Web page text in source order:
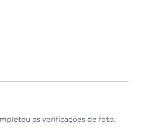
as verificações de foto.